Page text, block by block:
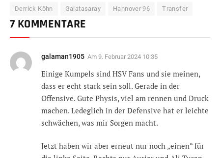
Derrick Köhn Galatasaray Hannover 96 Transfer
7 KOMMENTARE
galaman1905 Am 9. Februar 2024 10:35
Einige Kumpels sind HSV Fans und sie meinen,
dass er echt stark sein soll. Gerade in der
Offensive. Gute Physis, viel am rennen und Druck
machen. Ledeglich in der Defensive hat er leichte
schwächen, was mir Sorgen macht.
Jetzt haben wir aber erneut nur noch „einen“ für